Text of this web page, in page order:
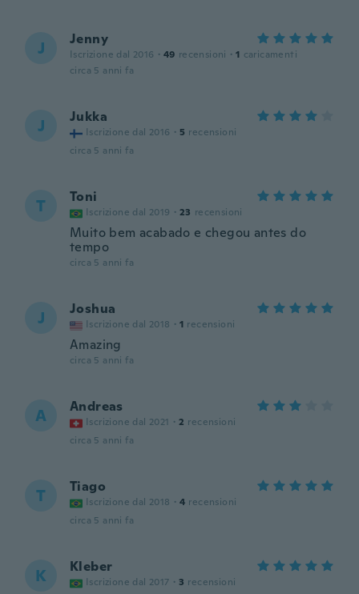
J Jenny
Iscrizione dal 2016 · 49 recensioni · 1 caricamenti
circa 5 anni fa
J Jukka
Iscrizione dal 2016 · 5 recensioni
circa 5 anni fa
T Toni
Iscrizione dal 2019 · 23 recensioni
Muito bem acabado e chegou antes do
tempo
circa 5 anni fa
J Joshua
Iscrizione dal 2018 · 1 recensioni
Amazing
circa 5 anni fa
A Andreas
Iscrizione dal 2021 · 2 recensioni
circa 5 anni fa
T Tiago
Iscrizione dal 2018 · 4 recensioni
circa 5 anni fa
K Kleber
Iscrizione dal 2017 · 3 recensioni